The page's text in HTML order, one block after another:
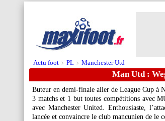
Actu foot > PL > Manchester Utd
Man Utd :
Buteur en demi-finale aller de League Cup à
3 matchs et 1 but toutes compétitions avec
avec Manchester United. Enthousiaste,
lancée et convaincre le club mancunien de le